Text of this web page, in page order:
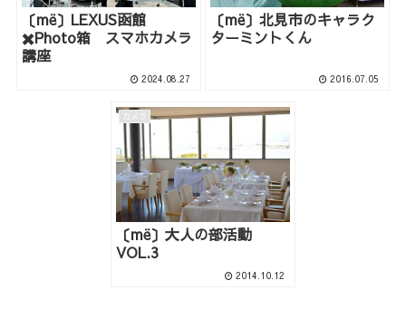
〔më〕LEXUS函館
✖️Photo箱 スマホカメラ
講座
2024.08.27
〔më〕北見市のキャラク
ターミントくん
2016.07.05
カメラ
〔më〕大人の部活動
VOL.3
2014.10.12